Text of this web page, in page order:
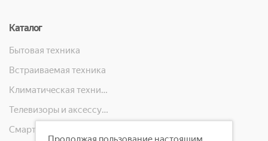
Каталог
Бытовая техника
Встраиваемая техника
Климатическая техника
Телевизоры и аксессуары